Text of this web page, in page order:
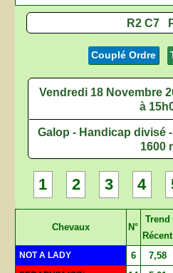
R2 C7
Couplé Ordre
Vendredi 18 Novembre
à
Galop - Handicap divisé
1600
1 2 3 4
Chevaux N°
Trend
Récent
NOT A LADY 6 7,58